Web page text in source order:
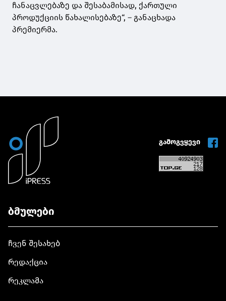
ჩანაცვლებაზე და შესაბამისად, ქართული
პროდუქციის წახალისებაზე“, – განაცხადა
პრემიერმა.
გამოგვყევი
ბმულები
ჩვენ შესახებ
რედაქცია
რეკლამა